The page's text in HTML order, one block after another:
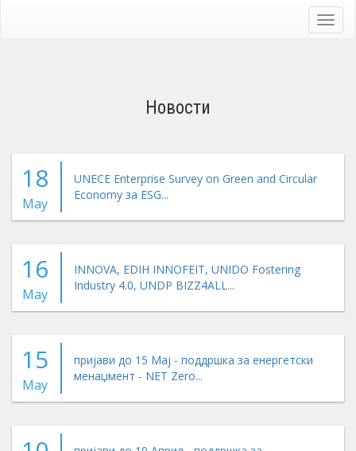
Новости
18
May
UNECE Enterprise Survey on Green and Circular
Economy за ESG...
16
May
INNOVA, EDIH INNOFEIT, UNIDO Fostering
Industry 4.0, UNDP BIZZ4ALL...
15
May
пријави до 15 Мај - поддршка за енергетски
менаџмент - NET Zero...